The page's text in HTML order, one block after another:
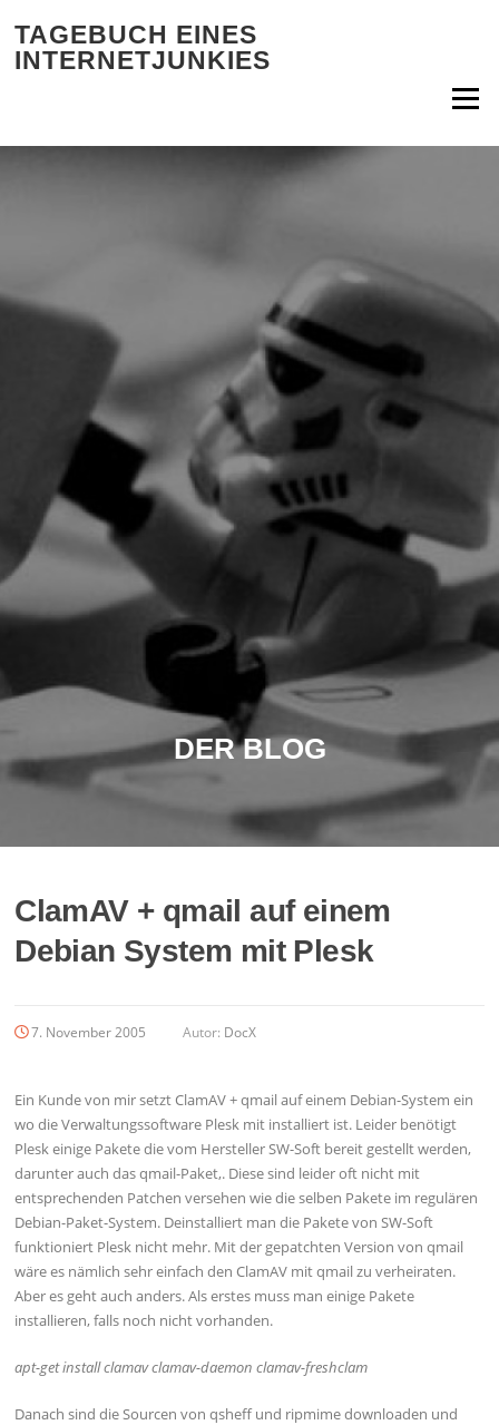
TAGEBUCH EINES
INTERNETJUNKIES
Menü
DER BLOG
ClamAV + qmail auf einem
Debian System mit Plesk
7. November 2005 Autor: DocX
Ein Kunde von mir setzt ClamAV + qmail auf einem Debian-System ein
wo die Verwaltungssoftware Plesk mit installiert ist. Leider benötigt
Plesk einige Pakete die vom Hersteller SW-Soft bereit gestellt werden,
darunter auch das qmail-Paket,. Diese sind leider oft nicht mit
entsprechenden Patchen versehen wie die selben Pakete im regulären
Debian-Paket-System. Deinstalliert man die Pakete von SW-Soft
funktioniert Plesk nicht mehr. Mit der gepatchten Version von qmail
wäre es nämlich sehr einfach den ClamAV mit qmail zu verheiraten.
Aber es geht auch anders. Als erstes muss man einige Pakete
installieren, falls noch nicht vorhanden.
apt-get install clamav clamav-daemon clamav-freshclam
Danach sind die Sourcen von qsheff und ripmime downloaden und